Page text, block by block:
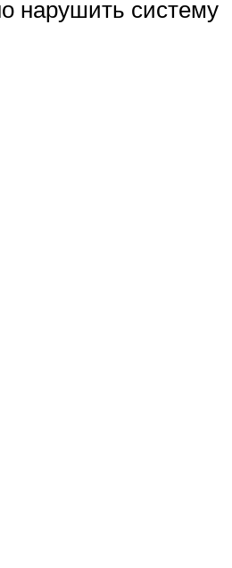
нарушить систему